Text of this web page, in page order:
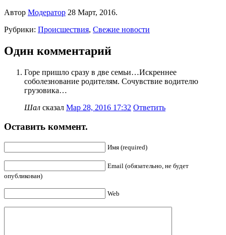
Автор Модератор 28 Март, 2016.
Рубрики: Происшествия, Свежие новости
Один комментарий
Горе пришло сразу в две семьи…Искреннее
соболезнование родителям. Сочувствие водителю
грузовика…
Шал сказал Мар 28, 2016 17:32 Ответить
Оставить коммент.
Имя (required)
Email (обязательно, не будет
опубликован)
Web